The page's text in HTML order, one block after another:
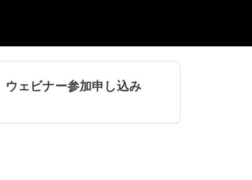
ウェビナー参加申し込み